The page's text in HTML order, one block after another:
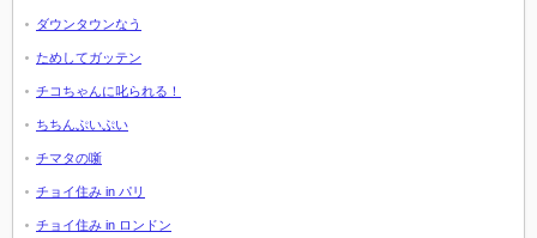
ダウンタウンなう
ためしてガッテン
チコちゃんに叱られる！
ちちんぷいぷい
チマタの噺
チョイ住み in パリ
チョイ住み in ロンドン